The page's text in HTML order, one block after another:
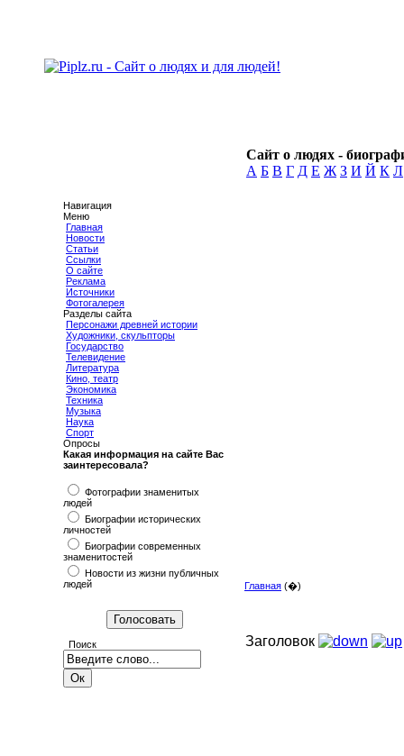
Сайт о людях -
А Б В Г Д Е Ж З И Й К Л
Навигация
Меню
Главная
Новости
Статьи
Ссылки
О сайте
Реклама
Источники
Фотогалерея
Разделы сайта
Персонажи древней истории
Художники, скульпторы
Государство
Телевидение
Литература
Кино, театр
Экономика
Техника
Музыка
Наука
Спорт
Опросы
Какая информация на сайте Вас
заинтересовала?
Фотографии знаменитых
людей
Биографии исторических
личностей
Биографии современных
знаменитостей
Новости из жизни публичных
людей
Поиск
Главная (�)
Заголовок